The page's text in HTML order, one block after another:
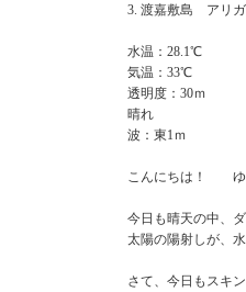
渡嘉敷島 アリ
水温：28.1℃
気温：33℃
透明度：30ｍ
晴れ
波：東1ｍ
こんにちは！ ゆ
今日も晴天の中、
太陽の陽射しが、
さて、今日もスキ